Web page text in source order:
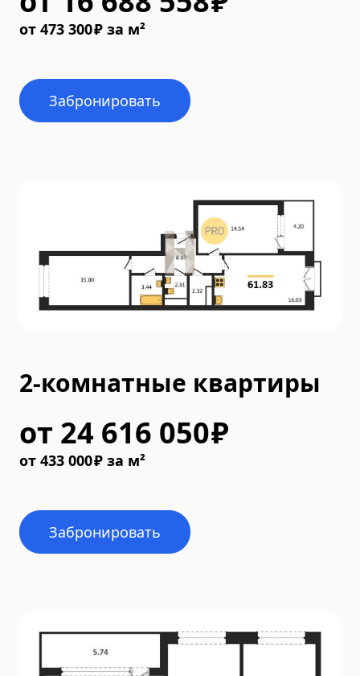
от 473 300₽ за м²
Забронировать
2-комнатные квартиры
от 24 616 050₽
от 433 000₽ за м²
Забронировать